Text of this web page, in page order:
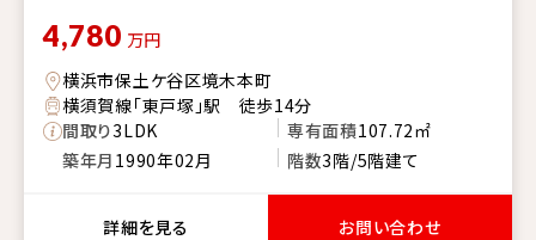
4,780 万円
横浜市保土ケ谷区境木本町
横須賀線「東戸塚」駅 徒歩14分
間取り3LDK 専有面積107.72㎡
築年月 1990年02月 階数3階/5階建て
詳細を見る お問い合わせ